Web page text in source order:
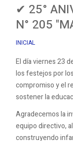
✔ 25°
N° 205
INICIAL
El día viernes 23
los festejos por
compromiso y el
sostener la
Agradecemos la
equipo directivo,
construyendo